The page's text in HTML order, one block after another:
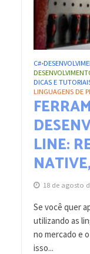
C#•
DICAS E
LINGUAGENS DE
LINE:
18 de agosto
Se você quer
utilizando as
no mercado e
isso...